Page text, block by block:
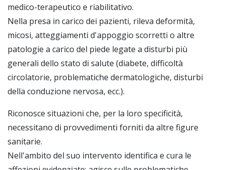
medico-terapeutico e riabilitativo.
Nella presa in carico dei pazienti, rileva deformità,
micosi, atteggiamenti d'appoggio scorretti o altre
patologie a carico del piede legate a disturbi più
generali dello stato di salute (diabete, difficoltà
circolatorie, problematiche dermatologiche, disturbi
della conduzione nervosa, ecc.).
Riconosce situazioni che, per la loro specificità,
necessitano di provvedimenti forniti da altre figure
sanitarie.
Nell'ambito del suo intervento identifica e cura le